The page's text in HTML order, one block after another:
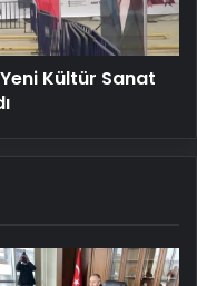
Kültür Sanat